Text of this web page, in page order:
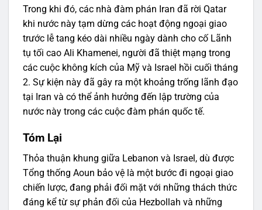
Trong khi đó, các nhà đàm phán Iran đã rời Qatar
khi nước này tạm dừng các hoạt động ngoại giao
trước lễ tang kéo dài nhiều ngày dành cho cố Lãnh
tụ tối cao Ali Khamenei, người đã thiệt mạng trong
các cuộc không kích của Mỹ và Israel hồi cuối tháng
2. Sự kiện này đã gây ra một khoảng trống lãnh đạo
tại Iran và có thể ảnh hưởng đến lập trường của
nước này trong các cuộc đàm phán quốc tế.
Tóm Lại
Thỏa thuận khung giữa Lebanon và Israel, dù được
Tổng thống Aoun bảo vệ là một bước đi ngoại giao
chiến lược, đang phải đối mặt với những thách thức
đáng kể từ sự phản đối của Hezbollah và những